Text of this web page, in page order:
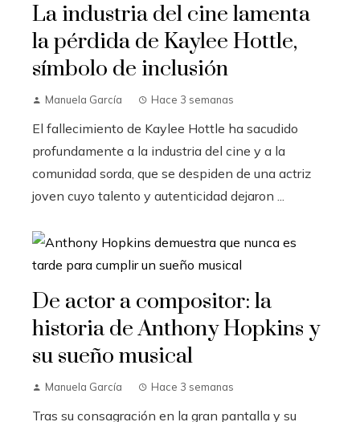
La industria del cine lamenta
la pérdida de Kaylee Hottle,
símbolo de inclusión
Manuela García Hace 3 semanas
El fallecimiento de Kaylee Hottle ha sacudido
profundamente a la industria del cine y a la
comunidad sorda, que se despiden de una actriz
joven cuyo talento y autenticidad dejaron ...
De actor a compositor: la
historia de Anthony Hopkins y
su sueño musical
Manuela García Hace 3 semanas
Tras su consagración en la gran pantalla y su